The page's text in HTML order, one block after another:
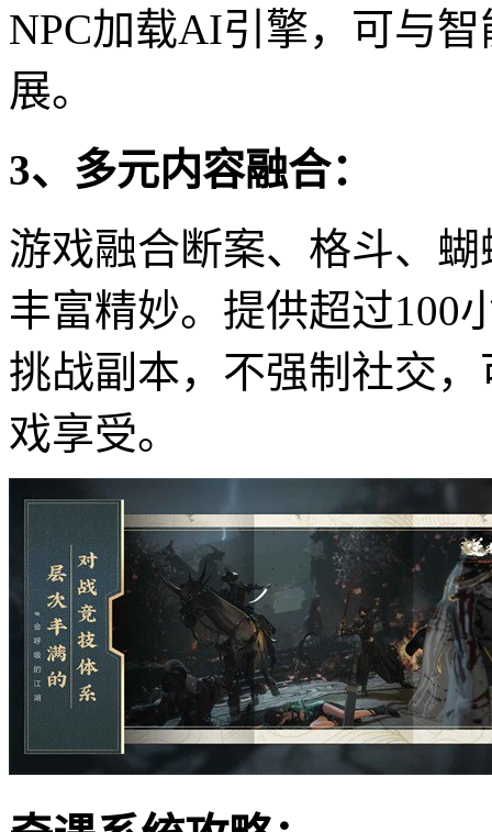
NPC加载AI引擎，可与
展。
3、多元内容融合：
游戏融合断案、格斗、
丰富精妙。提供超过100
挑战副本，不强制社交
戏享受。